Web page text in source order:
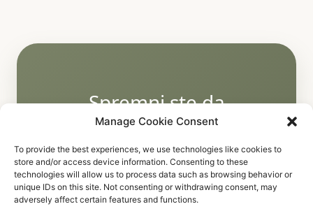
Manage Cookie Consent
To provide the best experiences, we use technologies like cookies to
store and/or access device information. Consenting to these
technologies will allow us to process data such as browsing behavior or
unique IDs on this site. Not consenting or withdrawing consent, may
adversely affect certain features and functions.
Spremni ste da
podignete svoj biznis na
viši nivo?
Kontaktirajte 360Web Studio danas i
dozvolite nam da kreiramo web sajt